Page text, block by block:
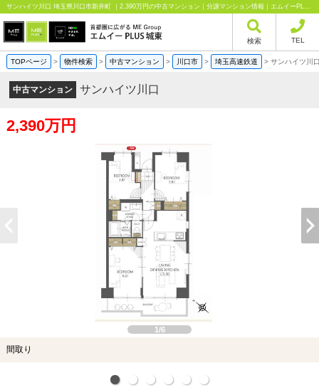
サンハイツ川口 埼玉県川口市新井町 ｜2,390万円の中古マンション｜分譲マンション情報｜エムイーPLUS城東株式会社
検索 TEL
TOPページ > 物件検索 > 中古マンション > 川口市 > 埼玉高速鉄道 > サンハイツ川
中古マンション サンハイツ川口
2,390万円
1/6
間取り